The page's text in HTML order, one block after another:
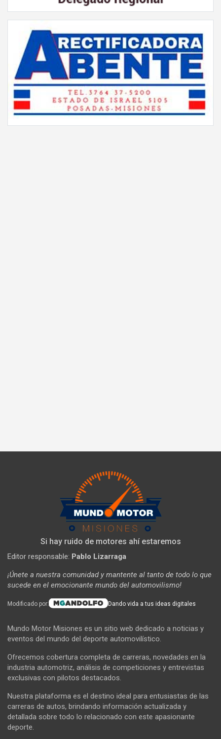
Si hay ruido de motores ahí estaremos
Editor responsable: Pablo Lizarraga
¡Únete a nuestra comunidad y mantente al tanto de todo lo que
sucede en el emocionante mundo del automovilismo!
Modificado por: Dando vida a tus ideas digitales
Mundo Motor Misiones es un sitio web dedicado a noticias y
eventos del mundo del deporte automovilístico.
Ofrecemos cobertura completa de carreras, novedades en la
industria automotriz, análisis de competiciones y entrevistas
exclusivas con pilotos destacados.
Nuestra plataforma es el destino ideal para entusiastas de las
carreras de autos, brindando información actualizada y
detallada sobre todo lo relacionado con este apasionante
deporte.